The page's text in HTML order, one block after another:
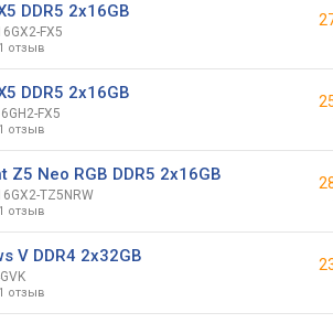
DDR5 2x16GB
FX5
1 отзыв
DDR5 2x16GB
FX5
1 отзыв
Z5 Neo RGB DDR5 2x16GB
TZ5NRW
1 отзыв
V DDR4 2x32GB
1 отзыв